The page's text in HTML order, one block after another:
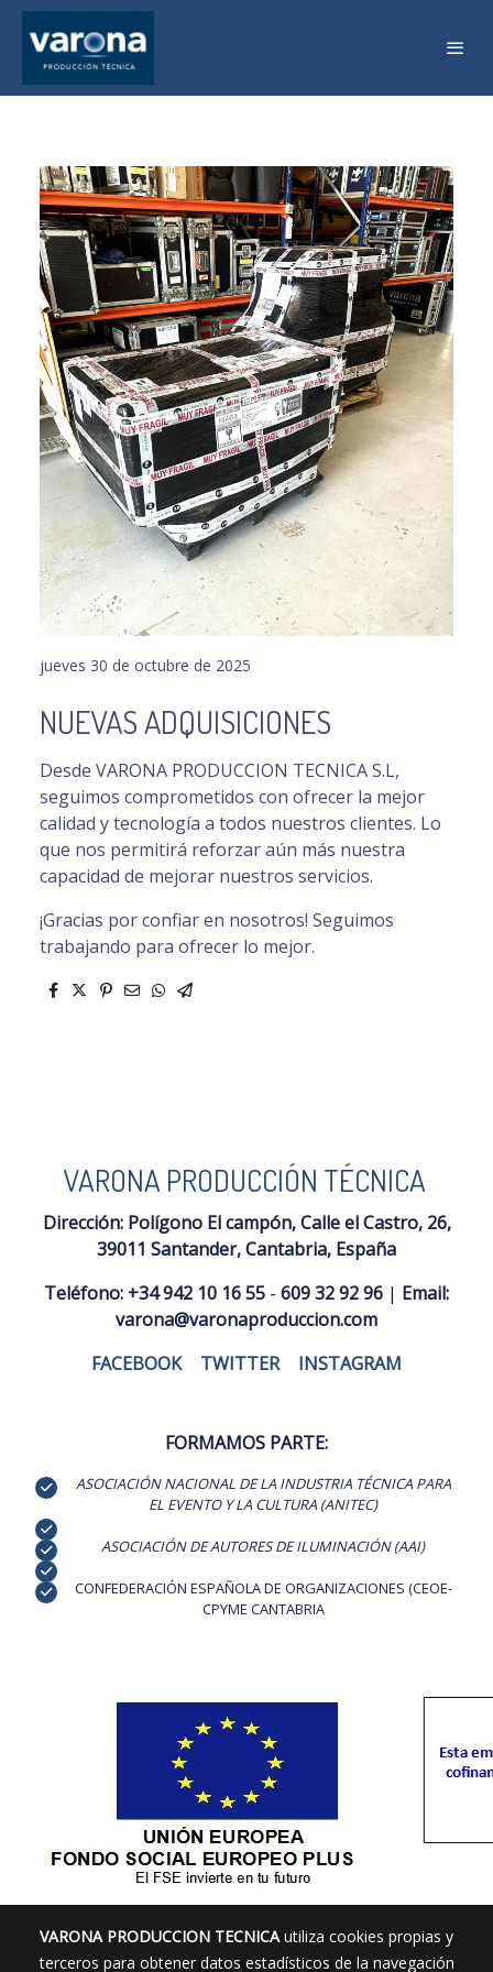
jueves 30 de octubre de 2025
NUEVAS ADQUISICIONES
Desde VARONA PRODUCCION TECNICA S.L,
seguimos comprometidos con ofrecer la mejor
calidad y tecnología a todos nuestros clientes. Lo
que nos permitirá reforzar aún más nuestra
capacidad de mejorar nuestros servicios.
¡Gracias por confiar en nosotros! Seguimos
trabajando para ofrecer lo mejor.
VARONA PRODUCCIÓN TÉCNICA
Dirección: Polígono El campón, Calle el Castro, 26,
39011 Santander, Cantabria, España
Teléfono: +34 942 10 16 55 - 609 32 92 96 | Email:
varona@varonaproduccion.com
FACEBOOK| TWITTER| INSTAGRAM
FORMAMOS PARTE:
ASOCIACIÓN NACIONAL DE LA INDUSTRIA TÉCNICA PARA
EL EVENTO Y LA CULTURA (ANITEC)
ASOCIACIÓN DE AUTORES DE ILUMINACIÓN (AAI)
CONFEDERACIÓN ESPAÑOLA DE ORGANIZACIONES (CEOE-
CPYME CANTABRIA
VARONA PRODUCCION TECNICAutiliza cookies propias y
terceros para obtener datos estadísticos de la navegación